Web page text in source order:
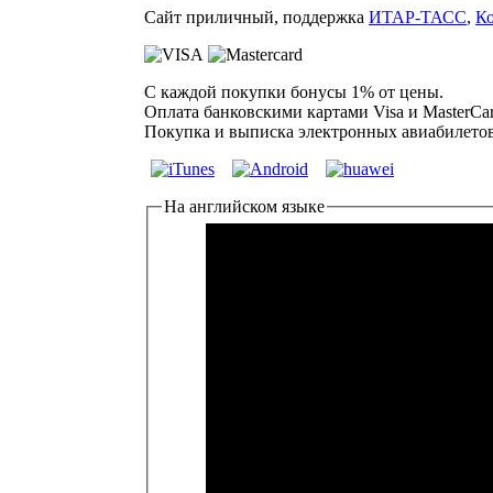
Сайт приличный, поддержка ИТАР-ТАСС,
C каждой покупки бонусы 1% от цены.
Оплата банковскими картами Visa и
Покупка и выписка электронных
На английском языке